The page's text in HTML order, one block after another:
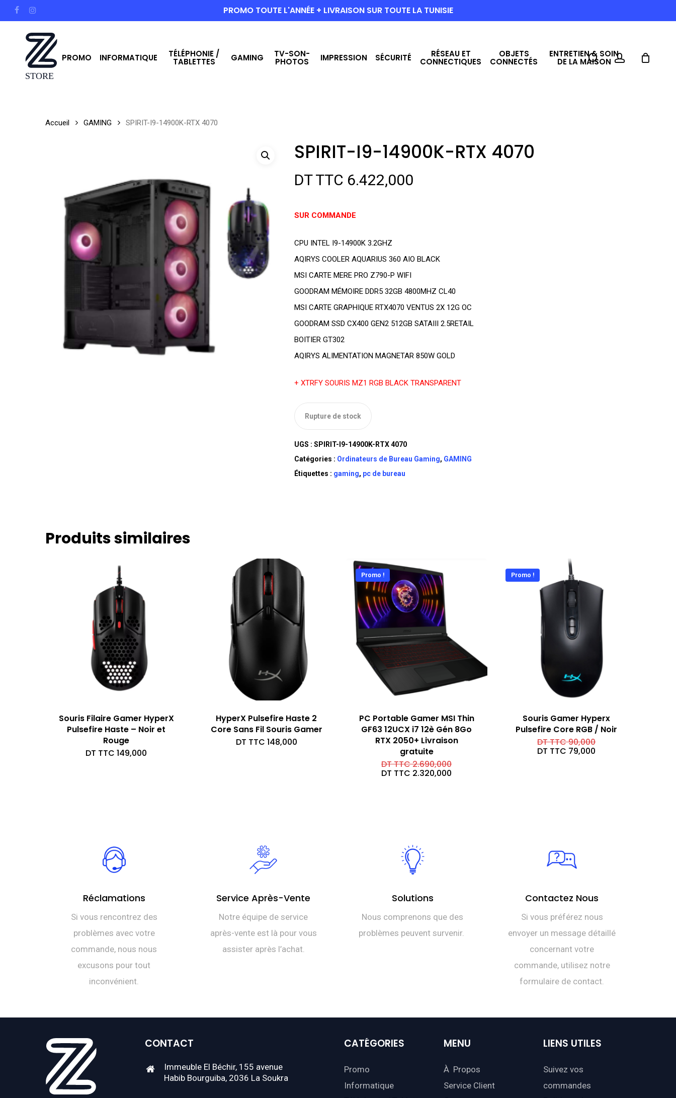
to
facebookinstagram PROMO TOUTE L'ANNÉE + LIVRAISON SUR TOUTE LA TUNISIE
PROMO INFORMATIQUE TÉLÉPHONIE /
TABLETTES GAMING TV-SON-
PHOTOS IMPRESSION SÉCURITÉ RÉSEAU ET
CONNECTIQUES
OBJETS
CONNECTÉS
ENTRETIEN & SOIN
DE LA MAISONsearchaccount
Accueil GAMING SPIRIT-I9-14900K-RTX 4070
SPIRIT-I9-14900K-RTX 4070
DT TTC 6.422,000
SUR COMMANDE
CPU INTEL I9-14900K 3.2GHZ
AQIRYS COOLER AQUARIUS 360 AIO BLACK
MSI CARTE MERE PRO Z790-P WIFI
GOODRAM MÉMOIRE DDR5 32GB 4800MHZ CL40
MSI CARTE GRAPHIQUE RTX4070 VENTUS 2X 12G OC
GOODRAM SSD CX400 GEN2 512GB SATAIII 2.5RETAIL
BOITIER GT302
AQIRYS ALIMENTATION MAGNETAR 850W GOLD
+ XTRFY SOURIS MZ1 RGB BLACK TRANSPARENT
Rupture de stock
UGS : SPIRIT-I9-14900K-RTX 4070
Catégories : Ordinateurs de Bureau Gaming, GAMING
Étiquettes : gaming, pc de bureau
Produits similaires
Souris Filaire Gamer HyperX
Pulsefire Haste – Noir et
Rouge
DT TTC 149,000
HyperX Pulsefire Haste 2
Core Sans Fil Souris Gamer
DT TTC 148,000
Promo !
PC Portable Gamer MSI Thin
GF63 12UCX i7 12è Gén 8Go
RTX 2050+ Livraison
gratuite
DT TTC2.690,000Le
DT TTC 2.320,000
Promo !
Souris Gamer Hyperx
Pulsefire Core RGB / Noir
DT TTC90,000Le
DT TTC 79,000
Réclamations
Si vous rencontrez des
problèmes avec votre
commande, nous nous
excusons pour tout
inconvénient.
Service Après-Vente
Notre équipe de service
après-vente est là pour vous
assister après l’achat.
Solutions
Nous comprenons que des
problèmes peuvent survenir.
Contactez Nous
Si vous préférez nous
envoyer un message détaillé
concernant votre
commande, utilisez notre
formulaire de contact.
CONTACT
Immeuble El Béchir, 155 avenue
Habib Bourguiba, 2036 La Soukra
CATÉGORIES
Promo
Informatique
MENU
À Propos
Service Client
LIENS UTILES
Suivez vos
commandes